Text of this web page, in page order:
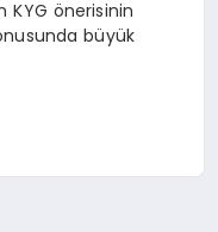
KYG önerisinin
büyük